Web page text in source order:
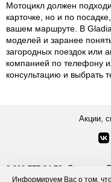
Информируем Вас о том,
Мотоцикл должен
карточке, но и по
вашем маршруте. В
моделей и заранее
загородных поездок или
компанией по телефону
консультацию и выбрать
Акции,
8-800-777-84-76 Звонки по